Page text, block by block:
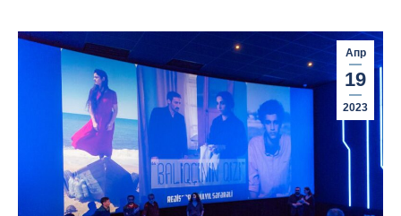
Апр
19
2023